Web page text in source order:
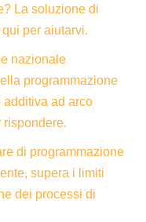
La soluzione di
per aiutarvi.
nazionale
programmazione
ad arco
rispondere.
di programmazione
supera i limiti
dei processi di